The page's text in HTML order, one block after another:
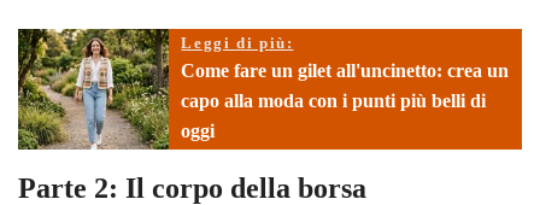
Leggi di più:
Come fare un gilet all'uncinetto: crea un
capo alla moda con i punti più belli di
oggi
Parte 2: Il corpo della borsa